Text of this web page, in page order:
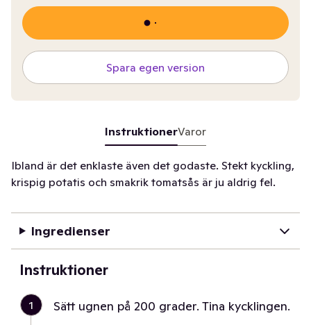
Spara egen version
InstruktionerVaror
Ibland är det enklaste även det godaste. Stekt kyckling,
krispig potatis och smakrik tomatsås är ju aldrig fel.
Ingredienser
Instruktioner
1 Sätt ugnen på 200 grader. Tina kycklingen.